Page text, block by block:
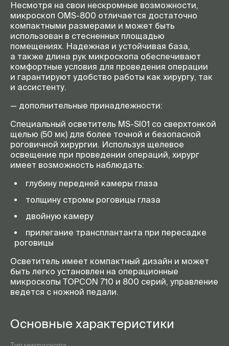
Несмотря на свои нескромные возможности,
микроскоп OMS-800 отличается достаточно
компактными размерами и может быть
использован в стесненных площадью
помещениях. Надежная и устойчивая база,
а также длина рук микроскопа обеспечивают
комфортные условия для проведения операции
и гарантируют удобство работы как хирургу, так
и ассистенту.
— дополнительные принадлежности:
Специальный осветитель MS-SI01 со сверхтонкой
щелью (50 мк) для более точной и безопасной
роговичной хирургии. Используя щелевое
освещение при проведении операций, хирург
имеет возможность наблюдать:
глубину передней камеры глаза
толщину стромы роговицы глаза
двойную камеру
прилегание трансплантанта при пересадке
роговицы
Осветитель имеет компактный дизайн и может
быть легко установлен на операционные
микроскопы TOPCON 710 и 800 серий, управление
ведется с ножной педали.
Основные характеристики